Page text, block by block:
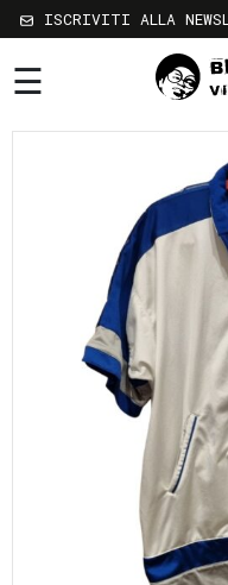
Shop
Chi
Sostenibilità
Contatti
Newsletter
Condizioni
Spedizioni
ISCRIVITI ALLA
☰